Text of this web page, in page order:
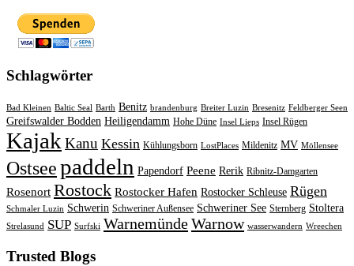
Schlagwörter
Bad Kleinen Baltic Seal Barth Benitz brandenburg Breiter Luzin Bresenitz Feldberger Seen
Greifswalder Bodden Heiligendamm Hohe Düne Insel Lieps Insel Rügen
Kajak Kanu Kessin Kühlungsborn LostPlaces Mildenitz MV Möllensee
Ostseepaddeln Papendorf Peene Rerik Ribnitz-Damgarten
Rosenort Rostock Rostocker Hafen Rostocker Schleuse Rügen
Schmaler Luzin Schwerin Schweriner Außensee Schweriner See Sternberg Stoltera
Strelasund SUP Surfski WarnemündeWarnow wasserwandern Wreechen
Trusted Blogs